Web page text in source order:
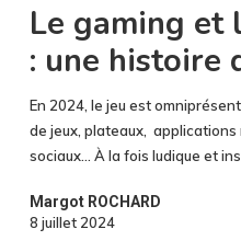
une
histoire
jeux
!
Le gaming et
: une histoire
En 2024, le jeu est
de jeux, plateaux,
sociaux… À la fois ludique et
Margot ROCHARD
8 juillet 2024